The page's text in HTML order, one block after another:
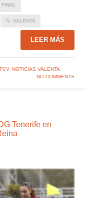
FINAL
VALENTA
LEER MÁS
, NOTICIAS VALENTA
NO COMMENTS
Tenerife en